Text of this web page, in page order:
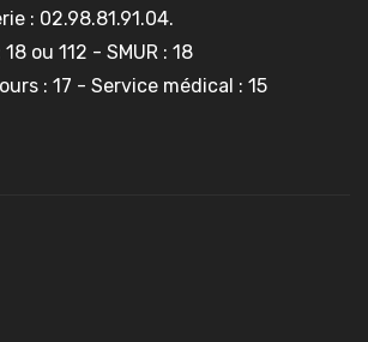
: 02.98.81.91.04.
ou 112 - SMUR : 18
: 17 - Service médical : 15